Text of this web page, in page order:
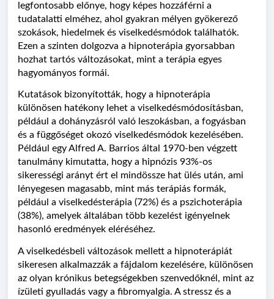
legfontosabb előnye, hogy képes hozzáférni a
tudatalatti elméhez, ahol gyakran mélyen gyökerező
szokások, hiedelmek és viselkedésmódok találhatók.
Ezen a szinten dolgozva a hipnoterápia gyorsabban
hozhat tartós változásokat, mint a terápia egyes
hagyományos formái.
Kutatások bizonyították, hogy a hipnoterápia
különösen hatékony lehet a viselkedésmódosításban,
például a dohányzásról való leszokásban, a fogyásban
és a függőséget okozó viselkedésmódok kezelésében.
Például egy Alfred A. Barrios által 1970-ben végzett
tanulmány kimutatta, hogy a hipnózis 93%-os
sikerességi arányt ért el mindössze hat ülés után, ami
lényegesen magasabb, mint más terápiás formák,
például a viselkedésterápia (72%) és a pszichoterápia
(38%), amelyek általában több kezelést igényelnek
hasonló eredmények eléréséhez.
A viselkedésbeli változások mellett a hipnoterápiát
sikeresen alkalmazzák a fájdalom kezelésére, különösen
az olyan krónikus betegségekben szenvedőknél, mint az
ízületi gyulladás vagy a fibromyalgia. A stressz és a